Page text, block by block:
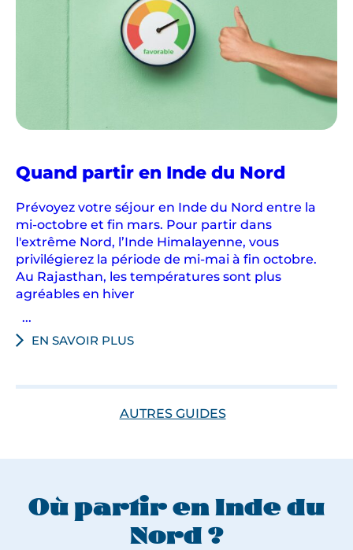
Quand partir en Inde du Nord
Prévoyez votre séjour en Inde du Nord entre la
mi-octobre et fin mars. Pour partir dans
l'extrême Nord, l’Inde Himalayenne, vous
privilégierez la période de mi-mai à fin octobre.
Au Rajasthan, les températures sont plus
agréables en hiver
...
EN SAVOIR PLUS
AUTRES GUIDES
Où partir en Inde du
Nord ?